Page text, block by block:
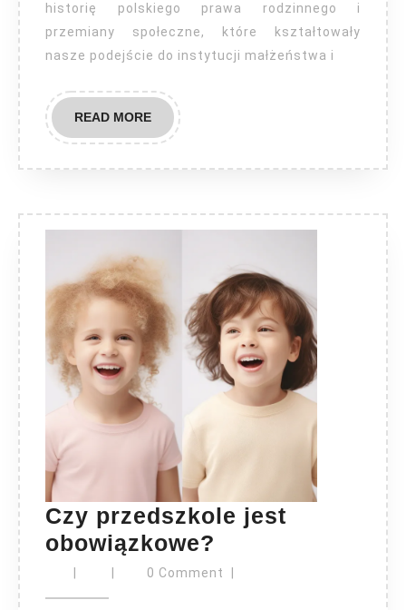
Polsce?
historię polskiego prawa rodzinnego i
przemiany społeczne, które kształtowały
nasze podejście do instytucji małżeństwa i
READ MOREREAD
MORE
Czy przedszkole jest
obowiązkowe?
przedszkole
0 Comment